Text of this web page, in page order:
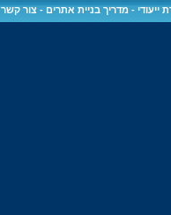
ייעודי -מדריך בניית אתרים -צור קשר